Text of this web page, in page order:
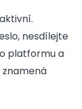
nesdílejte
platformu a